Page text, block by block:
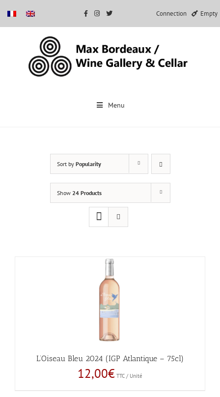
Connection Empty
Menu
Sort by Popularity
Show 24 Products
L’Oiseau Bleu 2024 (IGP Atlantique – 75cl)
12,00€ TTC / Unité